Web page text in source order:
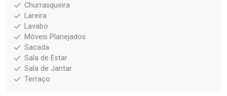
Churrasqueira
Lareira
Lavabo
Móveis Planejados
Sacada
Sala de Estar
Sala de Jantar
Terraço